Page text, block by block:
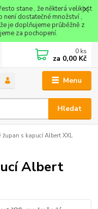
stane , že některá velikost
dostatečné množství ,
je doplňujeme průběžně z
za pochopení.
Menu
Hledat
0 ks
za 0,00 Kč
župan s kapucí Albert XXL
Albert